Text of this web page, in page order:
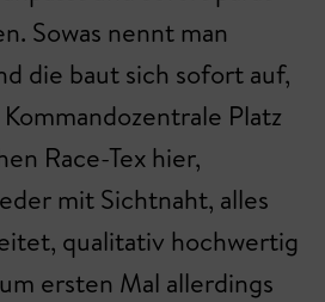
Sowas nennt man
die baut sich sofort auf,
Platz
Race-Tex hier,
mit Sichtnaht, alles
qualitativ hochwertig
ersten Mal allerdings